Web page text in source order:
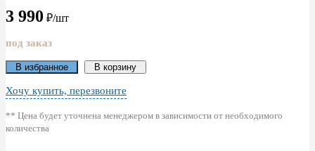
3 990 ₽/шт
под заказ
В избранное В корзину
Хочу купить, перезвоните
** Цена будет уточнена менеджером в зависимости от необходимого
количества